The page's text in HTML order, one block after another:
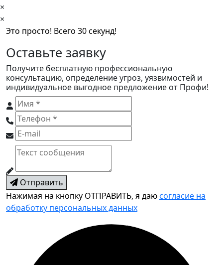
×
×
Это просто! Всего 30 секунд!
Оставьте заявку
Получите бесплатную профессиональную
консультацию, определение угроз, уязвимостей и
индивидуальное выгодное предложение от Профи!
Отправить
Нажимая на кнопку ОТПРАВИТЬ, я даюсогласие на
обработку персональных данных